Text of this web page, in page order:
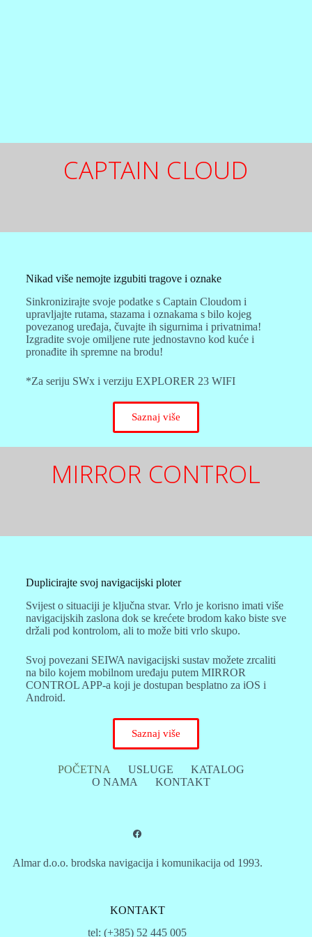
CAPTAIN CLOUD
Nikad više nemojte izgubiti tragove i oznake
Sinkronizirajte svoje podatke s Captain Cloudom i
upravljajte rutama, stazama i oznakama s bilo kojeg
povezanog uređaja, čuvajte ih sigurnima i privatnima!
Izgradite svoje omiljene rute jednostavno kod kuće i
pronađite ih spremne na brodu!
*Za seriju SWx i verziju EXPLORER 23 WIFI
Saznaj više
MIRROR CONTROL
Duplicirajte svoj navigacijski ploter
Svijest o situaciji je ključna stvar. Vrlo je korisno imati više
navigacijskih zaslona dok se krećete brodom kako biste sve
držali pod kontrolom, ali to može biti vrlo skupo.
Svoj povezani SEIWA navigacijski sustav možete zrcaliti
na bilo kojem mobilnom uređaju putem MIRROR
CONTROL APP-a koji je dostupan besplatno za iOS i
Android.
Saznaj više
POČETNA USLUGE
KATALOG
O NAMA
KONTAKT
Almar d.o.o. brodska navigacija i komunikacija od 1993.
KONTAKT
tel: (+385) 52 445 005